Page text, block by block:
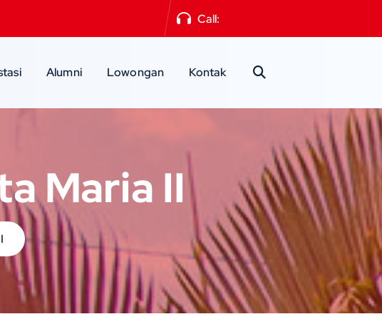
Call:
Alumni Lowongan Kontak
Maria II